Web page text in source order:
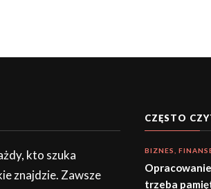
kto szuka
znajdzie. Zawsze
CZĘSTO
BIZNES,
trzeba